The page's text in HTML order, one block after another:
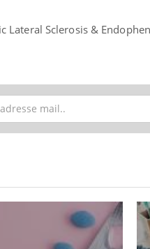
Sclerosis &